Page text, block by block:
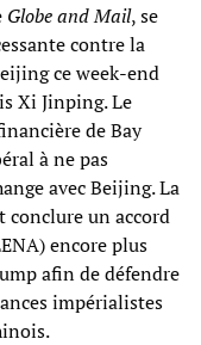
Globe and Mail, se
contre la
ce week-end
Xi Jinping. Le
de Bay
à ne pas
avec Beijing. La
conclure un accord
encore plus
afin de défendre
impérialistes